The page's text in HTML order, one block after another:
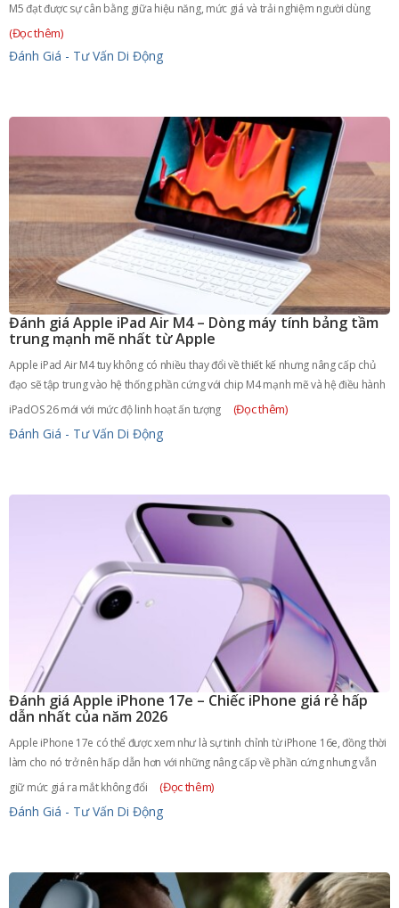
M5 đạt được sự cân bằng giữa hiệu năng, mức giá và trải nghiệm người dùng
(Đọc thêm)
Đánh Giá - Tư Vấn Di Động
Đánh giá Apple iPad Air M4 – Dòng máy tính bảng tầm
trung mạnh mẽ nhất từ Apple
Apple iPad Air M4 tuy không có nhiều thay đổi về thiết kế nhưng nâng cấp chủ
đạo sẽ tập trung vào hệ thống phần cứng với chip M4 mạnh mẽ và hệ điều hành
iPadOS 26 mới với mức độ linh hoạt ấn tượng
(Đọc thêm)
Đánh Giá - Tư Vấn Di Động
Đánh giá Apple iPhone 17e – Chiếc iPhone giá rẻ hấp
dẫn nhất của năm 2026
Apple iPhone 17e có thể được xem như là sự tinh chỉnh từ iPhone 16e, đồng thời
làm cho nó trở nên hấp dẫn hơn với những nâng cấp về phần cứng nhưng vẫn
giữ mức giá ra mắt không đổi
(Đọc thêm)
Đánh Giá - Tư Vấn Di Động